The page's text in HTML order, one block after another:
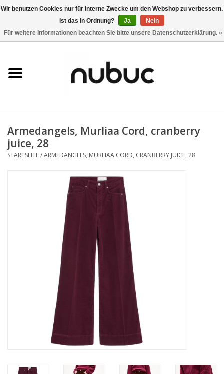
0 Artikel - CHF 0,00
Damen
Accessoires
Armedangels, Murliaa Cord, cranberry
juice, 28
STARTSEITE/ARMEDANGELS, MURLIAA CORD, CRANBERRY JUICE, 28
Wir benutzen Cookies nur für interne Zwecke um den Webshop zu verbessern.
Ist das in Ordnung?
Ja
Nein
Für weitere Informationen beachten Sie bitte unsere Datenschutzerklärung. »